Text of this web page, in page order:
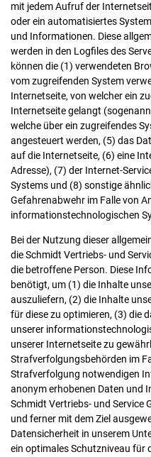
mit jedem Aufruf der
oder ein automatisiertes
und Informationen. Diese
werden in den Logfiles des
können die (1) verwendeten
vom zugreifenden System
Internetseite, von welcher ein
Internetseite gelangt
welche über ein zugreifendes
angesteuert werden, (5) das
auf die Internetseite, (6) eine
Adresse), (7) der Internet-
Systems und (8) sonstige
Gefahrenabwehr im Falle von
informationstechnologischen
Bei der Nutzung dieser
die Schmidt Vertriebs- und
die betroffene Person. Diese
benötigt, um (1) die Inhalte
auszuliefern, (2) die Inhalte
für diese zu optimieren, (3) die
unserer
unserer Internetseite zu
Strafverfolgungsbehörden im
Strafverfolgung notwendigen
anonym erhobenen Daten und
Schmidt Vertriebs- und Service
und ferner mit dem Ziel
Datensicherheit in unserem
ein optimales Schutzniveau für